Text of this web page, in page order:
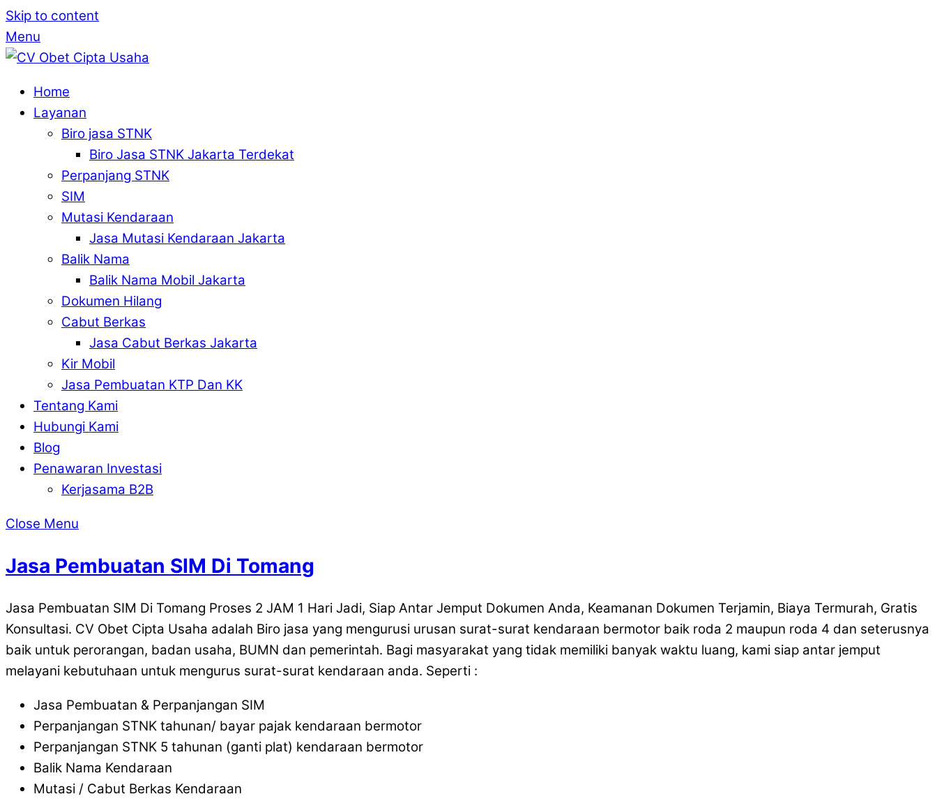
Skip to content
Menu
Home
Layanan
Biro jasa STNK
Biro Jasa STNK Jakarta Terdekat
Perpanjang STNK
SIM
Mutasi Kendaraan
Jasa Mutasi Kendaraan Jakarta
Balik Nama
Balik Nama Mobil Jakarta
Dokumen Hilang
Cabut Berkas
Jasa Cabut Berkas Jakarta
Kir Mobil
Jasa Pembuatan KTP Dan KK
Tentang Kami
Hubungi Kami
Blog
Penawaran Investasi
Kerjasama B2B
Close Menu
Jasa Pembuatan SIM Di Tomang
Jasa Pembuatan SIM Di Tomang Proses 2 JAM 1 Hari Jadi, Siap Antar Jemput Dokumen Anda, Keamanan Dokumen Terjamin, Biaya Termurah, Gratis
Konsultasi. CV Obet Cipta Usaha adalah Biro jasa yang mengurusi urusan surat-surat kendaraan bermotor baik roda 2 maupun roda 4 dan seterusnya
baik untuk perorangan, badan usaha, BUMN dan pemerintah. Bagi masyarakat yang tidak memiliki banyak waktu luang, kami siap antar jemput
melayani kebutuhaan untuk mengurus surat-surat kendaraan anda. Seperti :
Jasa Pembuatan & Perpanjangan SIM
Perpanjangan STNK tahunan/ bayar pajak kendaraan bermotor
Perpanjangan STNK 5 tahunan (ganti plat) kendaraan bermotor
Balik Nama Kendaraan
Mutasi / Cabut Berkas Kendaraan